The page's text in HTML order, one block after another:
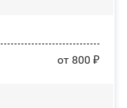
от 800 ₽